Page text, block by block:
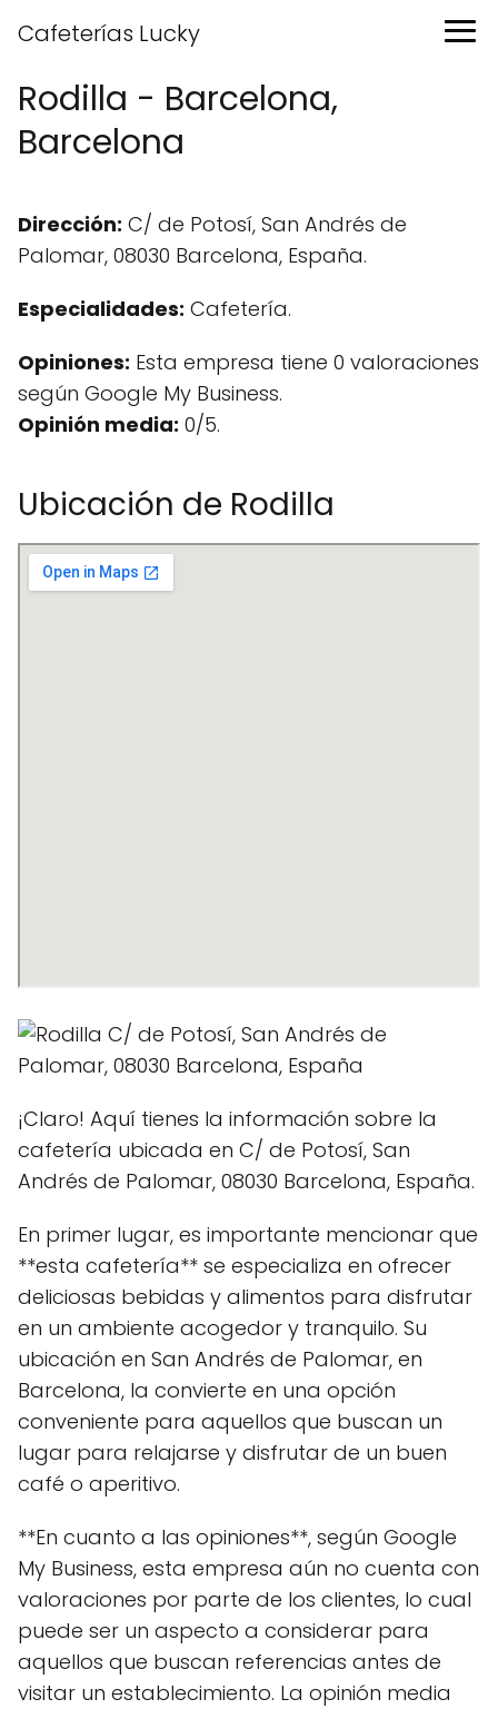
Cafeterías Lucky
Rodilla - Barcelona,
Barcelona
Dirección: C/ de Potosí, San Andrés de
Palomar, 08030 Barcelona, España.
Especialidades: Cafetería.
Opiniones: Esta empresa tiene 0 valoraciones
según Google My Business.
Opinión media: 0/5.
Ubicación de Rodilla
¡Claro! Aquí tienes la información sobre la
cafetería ubicada en C/ de Potosí, San
Andrés de Palomar, 08030 Barcelona, España.
En primer lugar, es importante mencionar que
**esta cafetería** se especializa en ofrecer
deliciosas bebidas y alimentos para disfrutar
en un ambiente acogedor y tranquilo. Su
ubicación en San Andrés de Palomar, en
Barcelona, la convierte en una opción
conveniente para aquellos que buscan un
lugar para relajarse y disfrutar de un buen
café o aperitivo.
**En cuanto a las opiniones**, según Google
My Business, esta empresa aún no cuenta con
valoraciones por parte de los clientes, lo cual
puede ser un aspecto a considerar para
aquellos que buscan referencias antes de
visitar un establecimiento. La opinión media